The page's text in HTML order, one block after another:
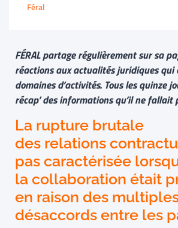
Féral
FÉRAL partage régulièrement sur sa
réactions aux actualités juridiques qui
domaines d’activités. Tous les quinze
récap’ des informations qu’il ne fallait
La rupture brutale
des relations
pas caractérisée
la collaboration était
en raison des
désaccords entre les